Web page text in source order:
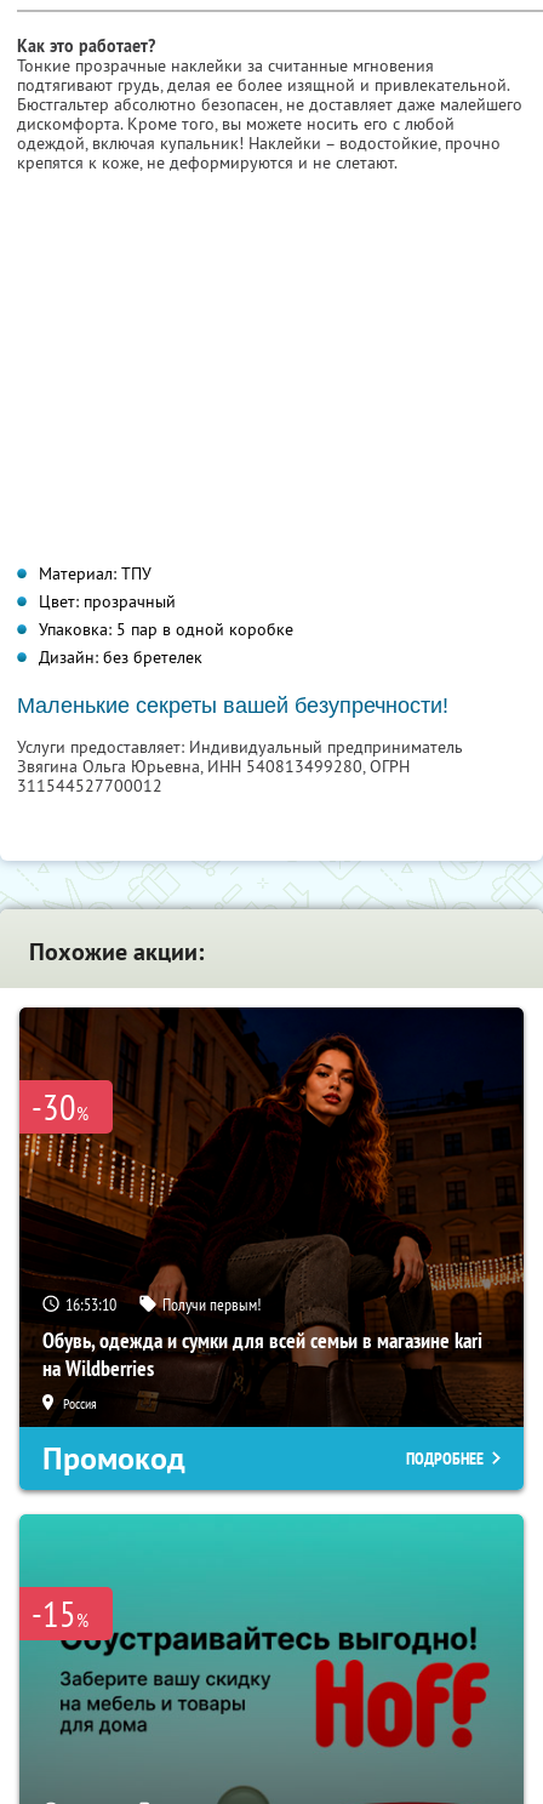
Как это работает?
Тонкие прозрачные наклейки за считанные мгновения
подтягивают грудь, делая ее более изящной и привлекательной.
Бюстгальтер абсолютно безопасен, не доставляет даже малейшего
дискомфорта. Кроме того, вы можете носить его с любой
одеждой, включая купальник! Наклейки – водостойкие, прочно
крепятся к коже, не деформируются и не слетают.
Материал: ТПУ
Цвет: прозрачный
Упаковка: 5 пар в одной коробке
Дизайн: без бретелек
Маленькие секреты вашей безупречности!
Услуги предоставляет: Индивидуальный предприниматель
Звягина Ольга Юрьевна, ИНН 540813499280, ОГРН
311544527700012
Похожие акции:
-30%
16:53:09 Получи первым!
Обувь, одежда и сумки для всей семьи в магазине kari
на Wildberries
Россия
Промокод ПОДРОБНЕЕ
-15%